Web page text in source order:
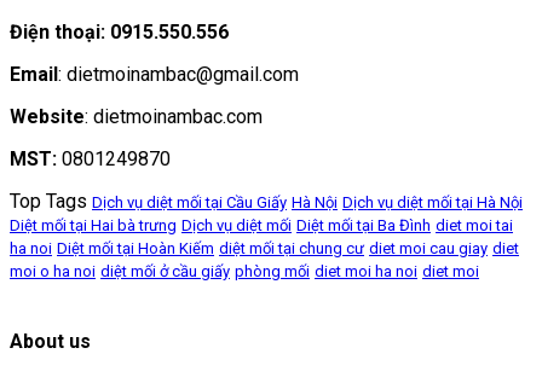
Điện thoại: 0915.550.556
Email: dietmoinambac@gmail.com
Website: dietmoinambac.com
MST: 0801249870
Top Tags Dịch vụ diệt mối tại Cầu Giấy Hà Nội Dịch vụ diệt mối tại Hà Nội
Diệt mối tại Hai bà trưng Dịch vụ diệt mối Diệt mối tại Ba Đình diet moi tai
ha noi Diệt mối tại Hoàn Kiếm diệt mối tại chung cư diet moi cau giay diet
moi o ha noi diệt mối ở cầu giấy phòng mối diet moi ha noi diet moi
About us